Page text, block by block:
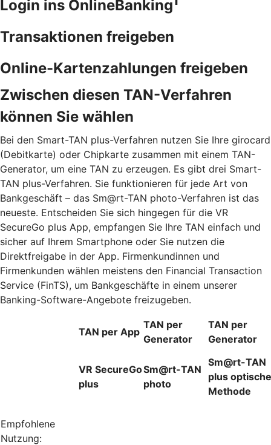
Login ins OnlineBanking
Transaktionen freigeben
Online-Kartenzahlungen freigeben
Zwischen diesen TAN-Verfahren
können Sie wählen
Bei den Smart-TAN plus-Verfahren nutzen Sie Ihre girocard
(Debitkarte) oder Chipkarte zusammen mit einem TAN-
Generator, um eine TAN zu erzeugen. Es gibt drei Smart-
TAN plus-Verfahren. Sie funktionieren für jede Art von
Bankgeschäft – das Sm@rt-TAN photo-Verfahren ist das
neueste. Entscheiden Sie sich hingegen für die VR
SecureGo plus App, empfangen Sie Ihre TAN einfach und
sicher auf Ihrem Smartphone oder Sie nutzen die
Direktfreigabe in der App. Firmenkundinnen und
Firmenkunden wählen meistens den Financial Transaction
Service (FinTS), um Bankgeschäfte in einem unserer
Banking-Software-Angebote freizugeben.
TAN per App
TAN per
Generator
TAN per
Generator
VR SecureGo
plus
Sm@rt-TAN
photo
Sm@rt-TAN
plus optische
Methode
Empfohlene
Nutzung: